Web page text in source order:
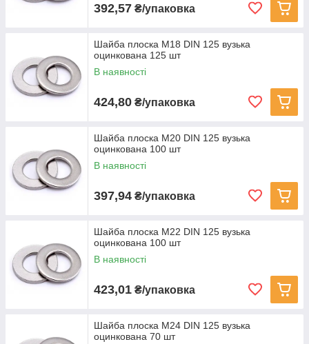
392,57 ₴/упаковка
Шайба плоска M18 DIN 125 вузька
оцинкована 125 шт
В наявності
424,80 ₴/упаковка
Шайба плоска M20 DIN 125 вузька
оцинкована 100 шт
В наявності
397,94 ₴/упаковка
Шайба плоска M22 DIN 125 вузька
оцинкована 100 шт
В наявності
423,01 ₴/упаковка
Шайба плоска M24 DIN 125 вузька
оцинкована 70 шт